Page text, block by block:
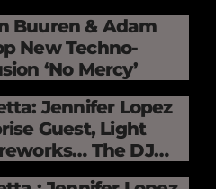
Buuren & Adam
New Techno-
‘No Mercy’
Jennifer Lopez
Guest, Light
The DJ
Stade De